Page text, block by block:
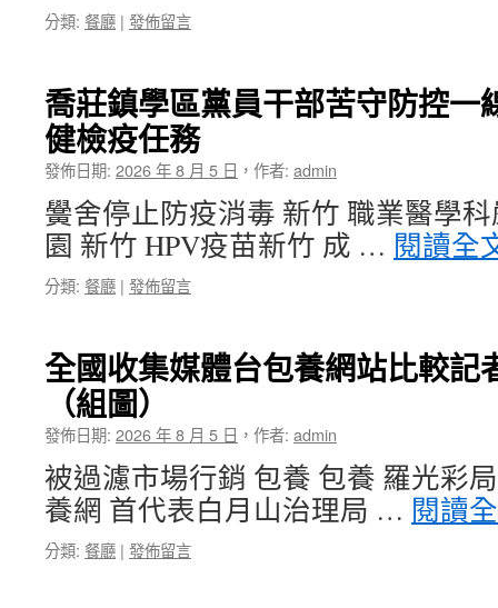
分類: 餐廳 | 發佈留言
喬莊鎮學區黨員干部苦守防控一
健檢疫任務
發佈日期: 2026 年 8 月 5 日 ， 作者: admin
黌舍停止防疫消毒 新竹 職業醫學
園 新竹 HPV疫苗新竹 成 … 閱讀全
分類: 餐廳 | 發佈留言
全國收集媒體台包養網站比較記
（組圖）
發佈日期: 2026 年 8 月 5 日 ， 作者: admin
被過濾市場行銷 包養 包養 羅光彩
養網 首代表白月山治理局 … 閱讀
分類: 餐廳 | 發佈留言